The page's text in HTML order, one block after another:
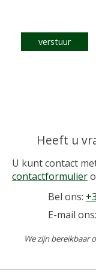
verstuur
Heeft u
U kunt contact
contactformulier
Bel ons:
E-mail ons:
We zijn bereikbaar